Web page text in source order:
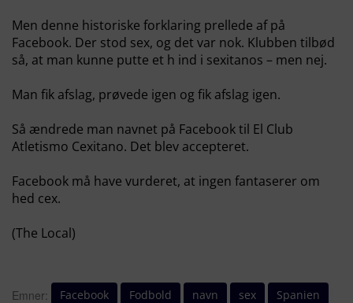
Men denne historiske forklaring prellede af på
Facebook. Der stod sex, og det var nok. Klubben tilbød
så, at man kunne putte et h ind i sexitanos – men nej.
Man fik afslag, prøvede igen og fik afslag igen.
Så ændrede man navnet på Facebook til El Club
Atletismo Cexitano. Det blev accepteret.
Facebook må have vurderet, at ingen fantaserer om
hed cex.
(The Local)
Emner: Facebook Fodbold navn sex Spanien